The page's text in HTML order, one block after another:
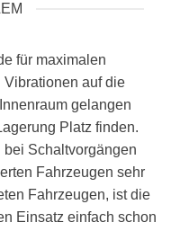
für maximalen
Vibrationen auf die
gelangen
Platz finden.
bei Schaltvorgängen
Fahrzeugen sehr
Fahrzeugen, ist die
Einsatz einfach schon